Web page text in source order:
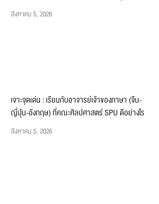
สิงหาคม 5, 2026
เจาะจุดเด่น : เรียนกับอาจารย์เจ้าของภาษา (จีน-
ญี่ปุ่น-อังกฤษ) ที่คณะศิลปศาสตร์ SPU ดีอย่างไร
สิงหาคม 5, 2026